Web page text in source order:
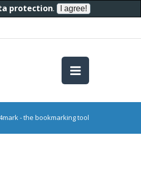
protection.
- the bookmarking tool